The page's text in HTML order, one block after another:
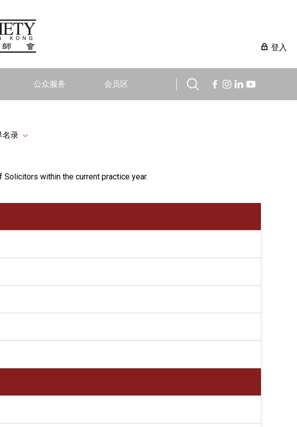
登入
公众服务 会员区
名录
within the current practice year.